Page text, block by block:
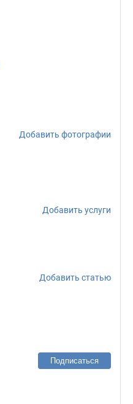
Добавить фотографии
Добавить услуги
Добавить статью
Подписаться